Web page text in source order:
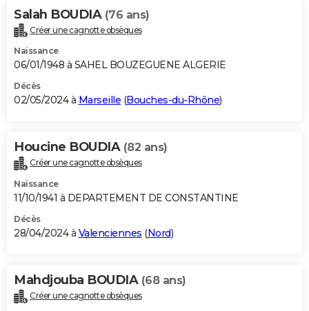
Salah BOUDIA (76 ans)
Créer une cagnotte obsèques
Naissance
06/01/1948 à SAHEL BOUZEGUENE ALGERIE
Décès
02/05/2024 à Marseille (Bouches-du-Rhône)
Houcine BOUDIA (82 ans)
Créer une cagnotte obsèques
Naissance
11/10/1941 à DEPARTEMENT DE CONSTANTINE
Décès
28/04/2024 à Valenciennes (Nord)
Mahdjouba BOUDIA (68 ans)
Créer une cagnotte obsèques